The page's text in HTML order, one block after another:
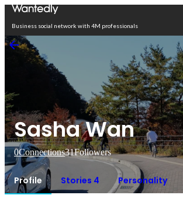
Business social network with 4M professionals
Sasha Wan
0Connections31Followers
Profile Stories 4 Personality